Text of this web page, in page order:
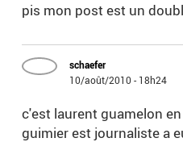
pis mon post est un
schaefer
10/août/2010 - 18h24
c'est laurent guamelon
guimier est journaliste a